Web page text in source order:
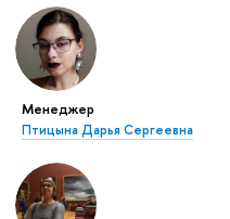
Менеджер
Птицына Дарья Сергеевна